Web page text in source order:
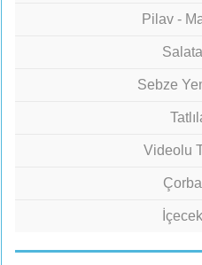
Pilav -
Sebze
Videolu